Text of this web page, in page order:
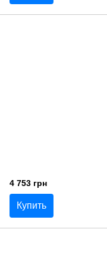
4 753 грн
Купить